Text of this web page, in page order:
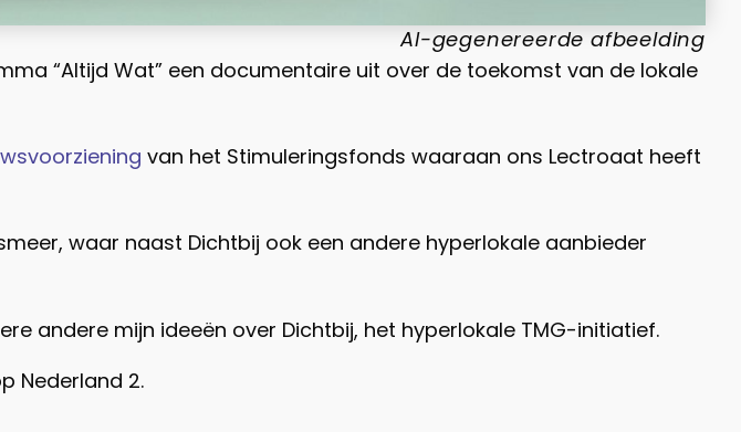
AI-gegenereerde afbeelding
“Altijd Wat” een documentaire uit over de toekomst van de lokale
van het Stimuleringsfonds waaraan ons Lectroaat heeft
waar naast Dichtbij ook een andere hyperlokale aanbieder
andere mijn ideeën over Dichtbij, het hyperlokale TMG-initiatief.
Nederland 2.